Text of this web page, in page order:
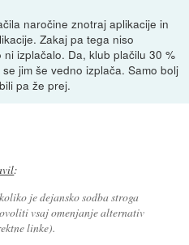
naročine znotraj aplikacije in
Zakaj pa tega niso
izplačalo. Da, klub plačilu 30 %
jim še vedno izplača. Samo bolj
pa že prej.
:
je dejansko sodba stroga
vsaj omenjanje alternativ
linke).